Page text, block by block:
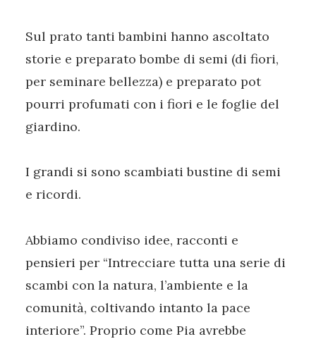
Sul prato tanti bambini hanno ascoltato
storie e preparato bombe di semi (di fiori,
per seminare bellezza) e preparato pot
pourri profumati con i fiori e le foglie del
giardino.
I grandi si sono scambiati bustine di semi
e ricordi.
Abbiamo condiviso idee, racconti e
pensieri per “Intrecciare tutta una serie di
scambi con la natura, l’ambiente e la
comunità, coltivando intanto la pace
interiore”. Proprio come Pia avrebbe